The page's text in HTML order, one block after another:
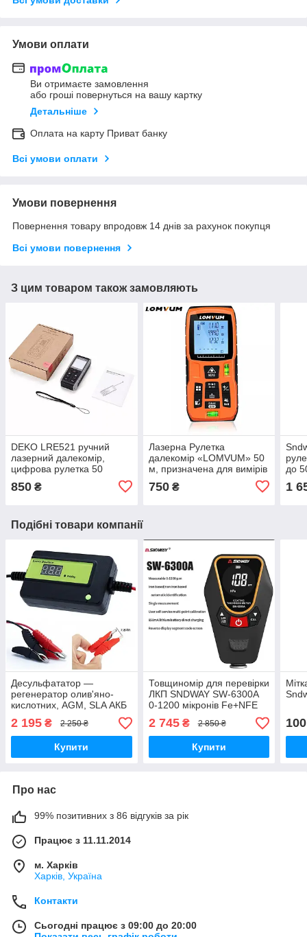
Умови оплати
Ви отримаєте замовлення
або гроші повернуться на вашу картку
Детальніше
Оплата на карту Приват банку
Всі умови оплати
Умови повернення
Повернення товару впродовж 14 днів за рахунок покупця
Всі умови повернення
З цим товаром також замовляють
DEKO LRE521 ручний
лазерний далекомір,
цифрова рулетка 50
850 ₴
Лазерна Рулетка
далекомір «LOMVUM» 50
м, призначена для вимірів
периметра
750₴
до
1
Подібні товари компанії
Десульфататор —
регенератор олив'яно-
кислотних, AGM, SLA АКБ
12-48V до 400 А·год
2 195 ₴ 2 250 ₴
Купити
Товщиномір для перевірки
ЛКП SNDWAY SW-6300А
0-1200 мікронів Fe+NFE
2 745₴ 2 850 ₴
Купити
100
Про нас
99% позитивних з 86 відгуків за рік
Працює з 11.11.2014
м. Харків
Харків, Україна
Контакти
Сьогодні працює з 09:00 до 20:00